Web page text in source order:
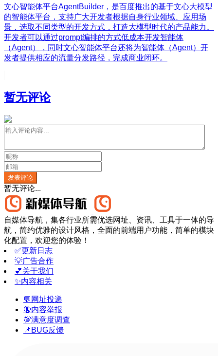
文心智能体平台AgentBuilder，是百度推出的基于文心大模型
的智能体平台，支持广大开发者根据自身行业领域、应用场
景，选取不同类型的开发方式，打造大模型时代的产品能力。
开发者可以通过prompt编排的方式低成本开发智能体
（Agent），同时文心智能体平台还将为智能体（Agent）开
发者提供相应的流量分发路径，完成商业闭环。
暂无评论
发表评论
暂无评论...
自媒体导航，集各行业所需优选网址、资讯、工具于一体的导
航，简约优雅的设计风格，全面的前端用户功能，简单的模块
化配置，欢迎您的体验！
✅更新日志
💡广告合作
💕关于我们
✨内容相关
💬网址投递
🔞内容举报
💯满意度调查
📌BUG反馈